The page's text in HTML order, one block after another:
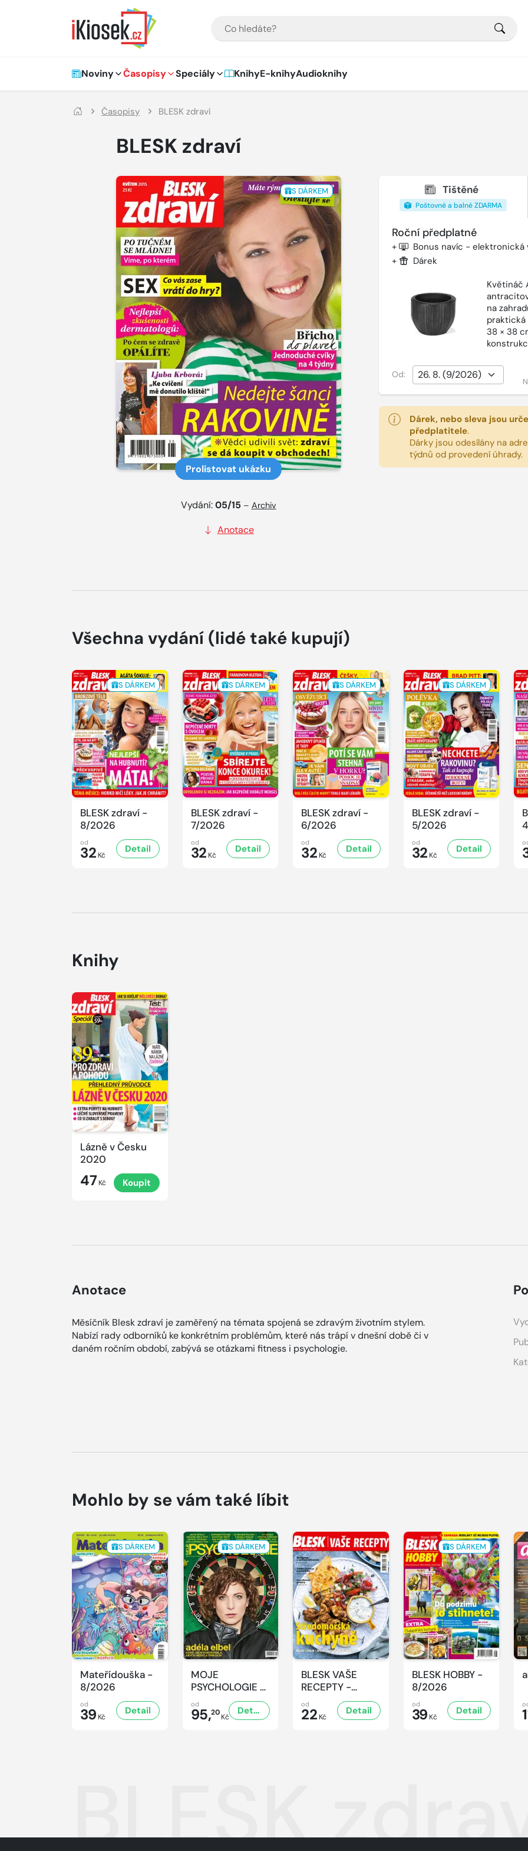
Hlavní navigace
Noviny Časopisy Speciály KnihyE-knihyAudioknihy
Časopisy BLESK zdraví
BLESK zdraví
S DÁRKEM
Prolistovat ukázku
Vydání:05/15 – Archiv
Anotace
Tištěné
Poštovné a balné ZDARMA
Roční předplatné
+ Bonus navíc - elektronická
+
Dárek
Květináč
na
praktická
38 × 38
Od:
Dárek, nebo sleva jsou
předplatitele.
Dárky jsou odesílány na
týdnů od provedení úhrady.
Všechna vydání (lidé také kupují)
S DÁRKEM
BLESK zdraví -
8/2026
od
32 Kč
Detail
S DÁRKEM
BLESK zdraví -
7/2026
od
32 Kč
Detail
S DÁRKEM
BLESK zdraví -
6/2026
od
32 Kč
Detail
S DÁRKEM
BLESK zdraví -
5/2026
od
32 Kč
Detail
Knihy
Lázně v Česku
2020
47 Kč Koupit
Anotace
Měsíčník Blesk zdraví je zaměřený na témata spojená se zdravým životním stylem.
Nabízí rady odborníků ke konkrétním problémům, které nás trápí v dnešní době či v
daném ročním období, zabývá se otázkami fitness i psychologie.
Mohlo by se vám také líbit
S DÁRKEM
Mateřídouška -
8/2026
od
39 Kč
Detail
S DÁRKEM
MOJE
PSYCHOLOGIE -
8/2026
od
95,20Kč
Detail
BLESK VAŠE
RECEPTY -
8/2026
od
22 Kč
Detail
S DÁRKEM
BLESK HOBBY -
8/2026
od
39 Kč
Detail
BLESK